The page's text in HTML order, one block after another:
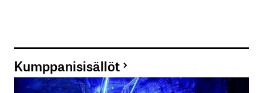
Kumppanisisällöt